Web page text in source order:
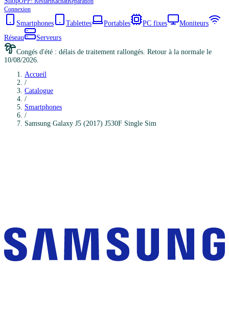
Connexion
Smartphones Tablettes Portables PC fixes
Moniteurs
Réseau
Serveurs
Congés d'été : délais de traitement rallongés. Retour à la normale le
10/08/2026.
Accueil
/
Catalogue
/
Smartphones
/
Samsung Galaxy J5 (2017) J530F Single Sim